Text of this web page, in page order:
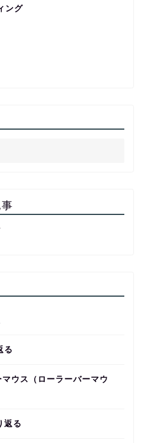
ング
る
ウス（ローラーバーマウ
返る